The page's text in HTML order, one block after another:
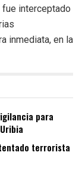
fue interceptado
inmediata, en la
para
terrorista